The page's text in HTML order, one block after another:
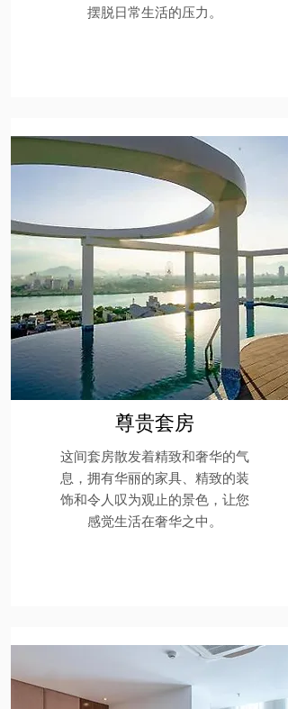
摆脱日常生活的压力。
尊贵套房
这间套房散发着精致和奢华的气
息，拥有华丽的家具、精致的装
饰和令人叹为观止的景色，让您
感觉生活在奢华之中。